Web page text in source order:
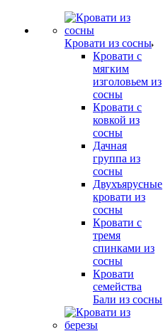
Кровати из сосны
Кровати с
мягким
изголовьем из
сосны
Кровати с
ковкой из
сосны
Дачная
группа из
сосны
Двухъярусные
кровати из
сосны
Кровати с
тремя
спинками из
сосны
Кровати
семейства
Бали из сосны